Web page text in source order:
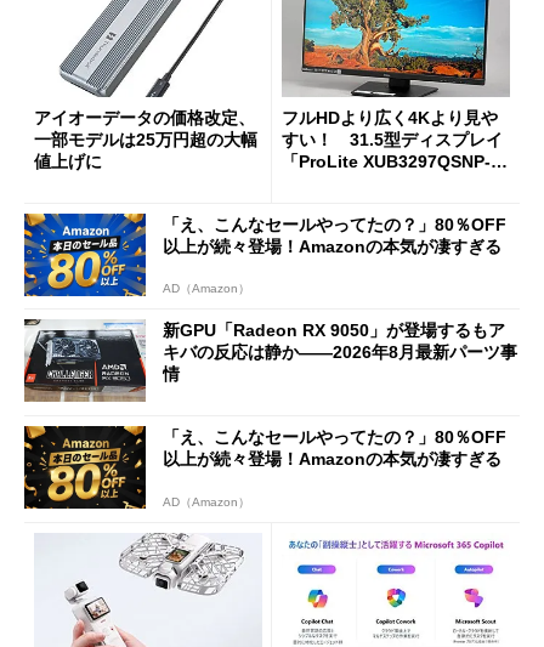
アイオーデータの価格改定、
一部モデルは25万円超の大幅
値上げに
フルHDより広く4Kより見や
すい！ 31.5型ディスプレイ
「ProLite XUB3297QSNP-B
「え、こんなセールやってたの？」80％OFF
以上が続々登場！Amazonの本気が凄すぎる
AD（Amazon）
新GPU「Radeon RX 9050」が登場するもア
キバの反応は静か――2026年8月最新パーツ事
情
「え、こんなセールやってたの？」80％OFF
以上が続々登場！Amazonの本気が凄すぎる
AD（Amazon）